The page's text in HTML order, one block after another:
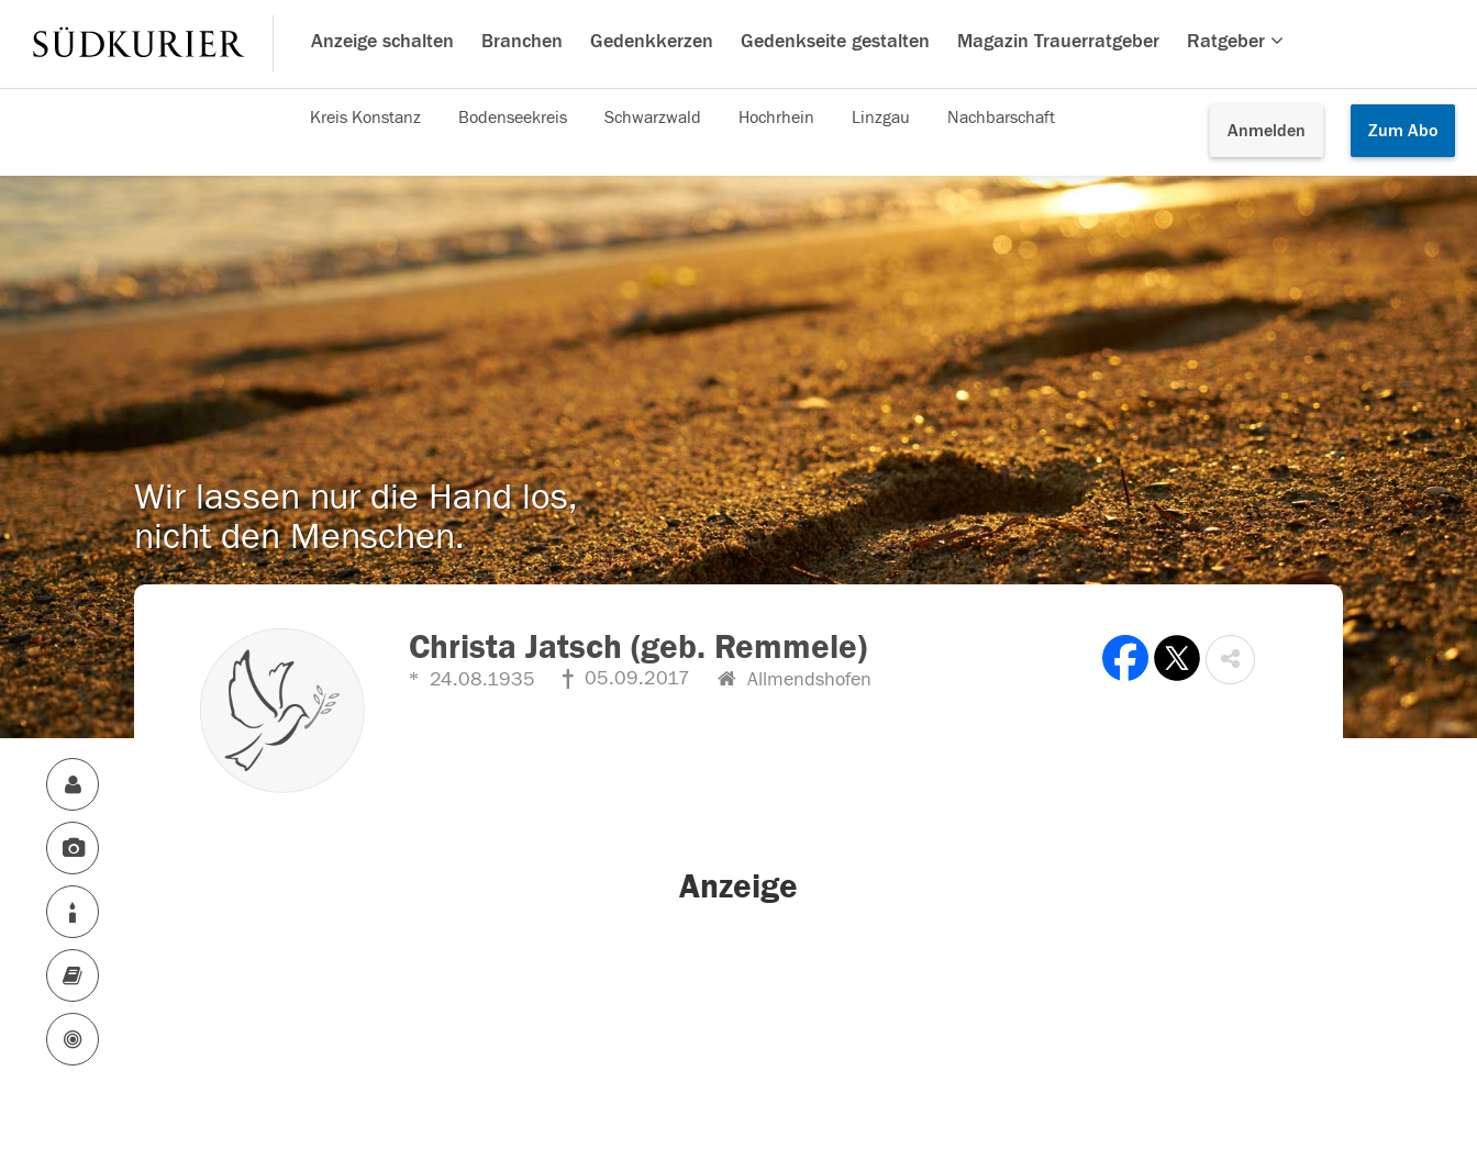
Anzeige schalten Branchen Gedenkkerzen Gedenkseite gestalten Magazin Trauerratgeber Ratgeber
Anmelden Zum Abo
Kreis Konstanz Bodenseekreis Schwarzwald Hochrhein Linzgau Nachbarschaft
Wir lassen nur die Hand los,
nicht den Menschen.
Christa Jatsch (geb. Remmele)
24.08.1935 05.09.2017 Allmendshofen
Anzeige